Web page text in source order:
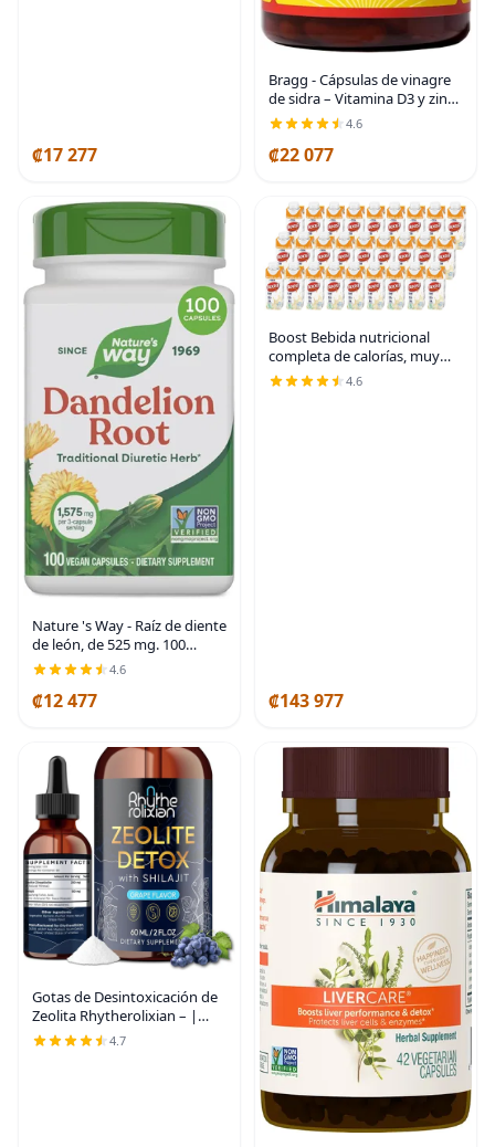
₡17 277
Bragg - Cápsulas de vinagre
de sidra – Vitamina D3 y zinc
– 750 mg de ácido acético –
del peso – sin transgénicos,
4.6
₡22 077
Nature 's Way - Raíz de diente
de león, de 525 mg. 100
cápsulas, 12300, 100, 1, 1 |
Traditional Diuretic Herb,
Vegan Dandelion Root
4.6
₡12 477
Boost Bebida nutricional
completa de calorías, muy
alta, caja de vainilla, 8 onzas,
paquete de 27
4.6
₡143 977
Gotas de Desintoxicación de
Zeolita Rhytherolixian – |
Mineral Shilajit con Ácido
4.7